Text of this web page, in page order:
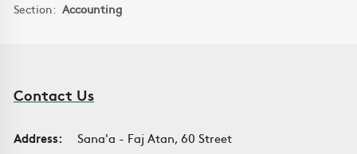
Section: Accounting
Contact Us
Address:
Sana'a - Faj Atan, 60 Street